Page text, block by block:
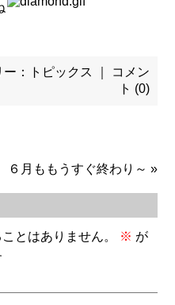
： トピックス
コメン
ト (0)
６月ももうすぐ終わり～ »
とはありません。 ※ が